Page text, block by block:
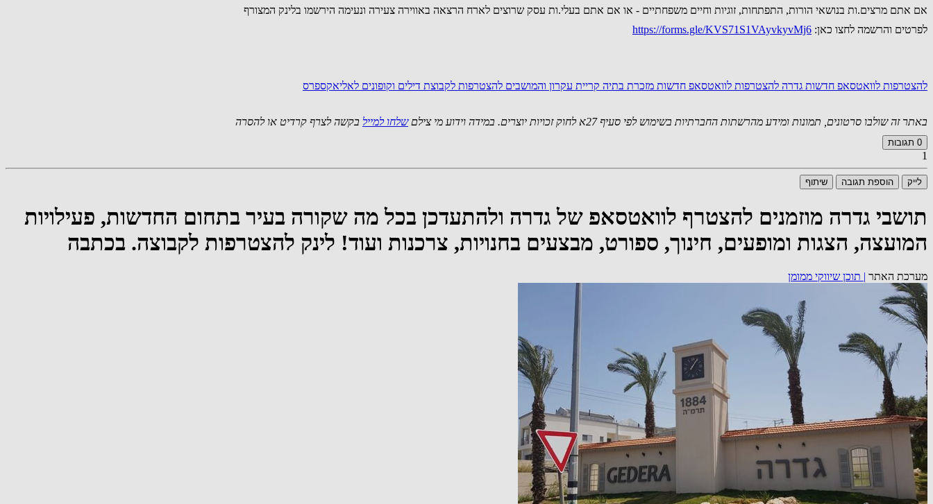
אם אתם מרצים.ות בנושאי הורות, התפתחות, זוגיות וחיים משפחתיים - או אם אתם בעלי.ות עסק שרוצים לארח הרצאה באווירה צעירה ונעימה הירשמו בלינק המצורף
לפרטים והרשמה לחצו כאן: https://forms.gle/KVS71S1VAyvkyvMj6
להצטרפות לוואטסאפ חדשות גדרה להצטרפות לוואטסאפ חדשות מזכרת בתיה קריית עקרון והמושבים להצטרפות לקבוצת דילים וקופונים לאליאקספרס
באתר זה שולבו סרטונים, תמונות ומידע מהרשתות החברתיות בשימוש לפי סעיף 27א לחוק זכויות יוצרים. במידה וידוע מי צילם שלחו למייל בקשה לצרף קרדיט או להסרה
0 תגובות
1
לייק הוספת תגובה שיתוף
תושבי גדרה מוזמנים להצטרף לוואטסאפ של גדרה ולהתעדכן בכל מה שקורה בעיר בתחום החדשות, פעילויות
המועצה, הצגות ומופעים, חינוך, ספורט, מבצעים בחנויות, צרכנות ועוד! לינק להצטרפות לקבוצה. בכתבה
מערכת האתר | תוכן שיווקי ממומן